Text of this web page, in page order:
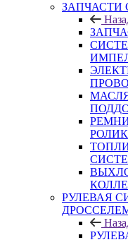
ЗАПЧАСТИ
РУЛЕВАЯ